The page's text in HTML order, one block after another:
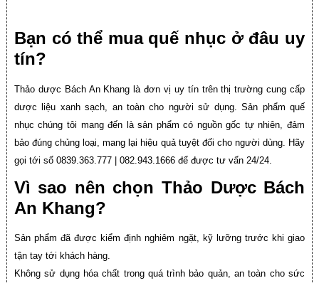
Bạn có thể mua quế nhục ở đâu uy
tín?
Thảo dược Bách An Khang là đơn vị uy tín trên thị trường cung cấp
dược liệu xanh sạch, an toàn cho người sử dụng. Sản phẩm quế
nhục chúng tôi mang đến là sản phẩm có nguồn gốc tự nhiên, đảm
bảo đúng chủng loại, mang lại hiệu quả tuyệt đối cho người dùng. Hãy
gọi tới số 0839.363.777 | 082.943.1666 để được tư vấn 24/24.
Vì sao nên chọn Thảo Dược Bách
An Khang?
Sản phẩm đã được kiểm định nghiêm ngặt, kỹ lưỡng trước khi giao
tận tay tới khách hàng.
Không sử dụng hóa chất trong quá trình bảo quản, an toàn cho sức